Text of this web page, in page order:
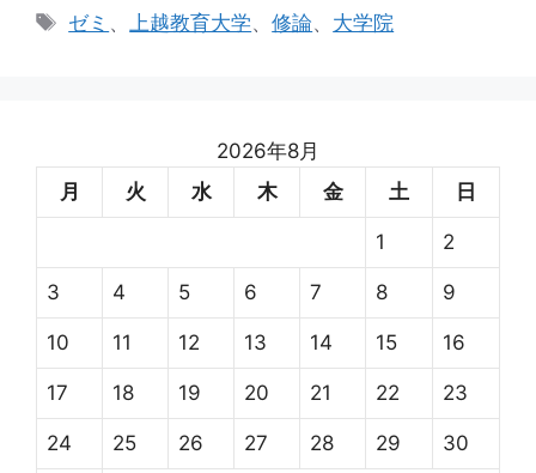
テ
タ
ゼミ 、上越教育大学、修論、 大学院
2026年8月
月
火 水 木 金 土 日
1 2
3 4 5 6 7 8 9
10 11 12 13 14 15 16
17 18 19 20 21 22 23
24 25 26 27 28 29 30